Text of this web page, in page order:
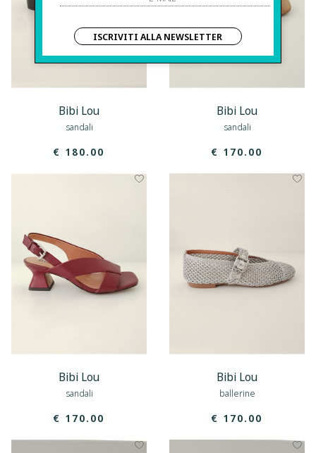
Bibi Lou
sandali
€ 180.00
Bibi Lou
sandali
€ 170.00
Bibi Lou
sandali
€ 170.00
Bibi Lou
ballerine
€ 170.00
ISCRIVITI ALLA NEWSLETTER